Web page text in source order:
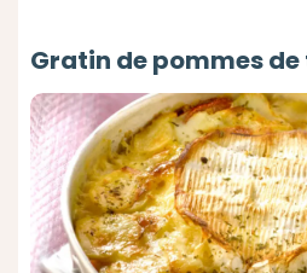
Gratin de pommes